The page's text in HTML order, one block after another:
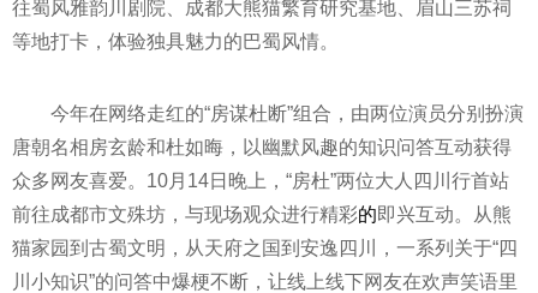
往蜀风雅韵川剧院、成都大熊猫繁育研究基地、眉山三苏祠
等地打卡，体验独具魅力的巴蜀风情。
今年在网络走红的“房谋杜断”组合，由两位演员分别扮演
唐朝名相房玄龄和杜如晦，以幽默风趣的知识问答互动获得
众多网友喜爱。10月14日晚上，“房杜”两位大人四川行首站
前往成都市文殊坊，与现场观众进行精彩的即兴互动。从熊
猫家园到古蜀文明，从天府之国到安逸四川，一系列关于“四
川小知识”的问答中爆梗不断，让线上线下网友在欢声笑语里